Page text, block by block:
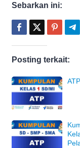
Sebarkan ini:
Posting terkait: